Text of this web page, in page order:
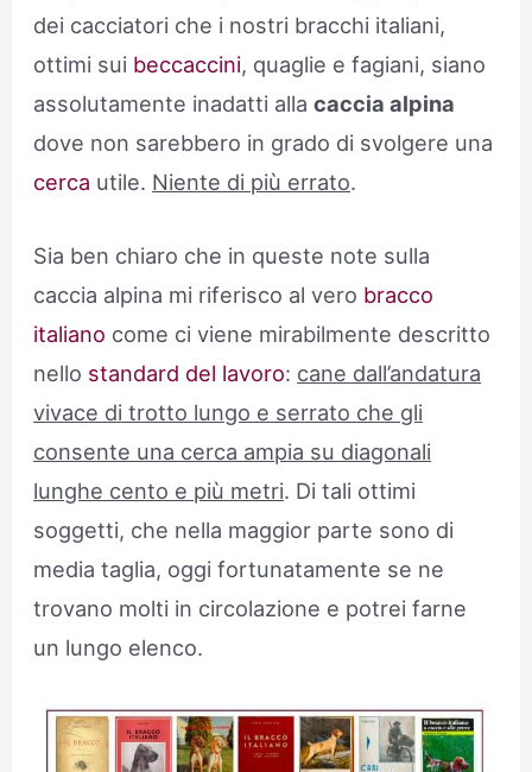
dei cacciatori che i nostri bracchi italiani,
ottimi sui beccaccini, quaglie e fagiani, siano
assolutamente inadatti allacaccia alpina
dove non sarebbero in grado di svolgere una
cerca utile. Niente di più errato.
Sia ben chiaro che in queste note sulla
caccia alpina mi riferisco al vero bracco
italiano come ci viene mirabilmente descritto
nello standard del lavoro: cane dall’andatura
vivace di trotto lungo e serrato che gli
consente una cerca ampia su diagonali
lunghe cento e più metri. Di tali ottimi
soggetti, che nella maggior parte sono di
media taglia, oggi fortunatamente se ne
trovano molti in circolazione e potrei farne
un lungo elenco.